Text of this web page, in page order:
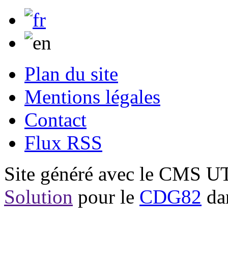
Plan du site
Mentions légales
Contact
Flux RSS
Site généré avec le CMS
Solution pour le CDG82